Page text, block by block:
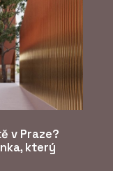
v Praze?
který